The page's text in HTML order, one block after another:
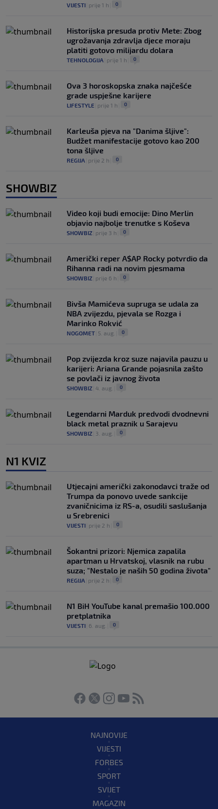
VIJESTI prije 1 h 0
Historijska presuda protiv Mete: Zbog
ugrožavanja zdravlja djece moraju
platiti gotovo milijardu dolara
TEHNOLOGIJA prije 1 h 0
Ova 3 horoskopska znaka najčešće
grade uspješne karijere
LIFESTYLE prije 1 h 0
Karleuša pjeva na "Danima šljive":
Budžet manifestacije gotovo kao 200
tona šljive
REGIJA prije 2 h 0
SHOWBIZ
Video koji budi emocije: Dino Merlin
objavio najbolje trenutke s Koševa
SHOWBIZ prije 3 h 0
Američki reper A$AP Rocky potvrdio da
Rihanna radi na novim pjesmama
SHOWBIZ prije 6 h 0
Bivša Mamićeva supruga se udala za
NBA zvijezdu, pjevala se Rozga i
Marinko Rokvić
NOGOMET 5. aug. 0
Pop zvijezda kroz suze najavila pauzu u
karijeri: Ariana Grande pojasnila zašto
se povlači iz javnog života
SHOWBIZ 4. aug. 0
Legendarni Marduk predvodi dvodnevni
black metal praznik u Sarajevu
SHOWBIZ 3. aug. 0
N1 KVIZ
Utjecajni američki zakonodavci traže od
Trumpa da ponovo uvede sankcije
zvaničnicima iz RS-a, osudili saslušanja
u Srebrenici
VIJESTI prije 2 h 0
Šokantni prizori: Njemica zapalila
apartman u Hrvatskoj, vlasnik na rubu
suza; "Nestalo je naših 50 godina života"
REGIJA prije 2 h 0
N1 BiH YouTube kanal premašio 100.000
pretplatnika
VIJESTI 6. aug. 0
NAJNOVIJE
VIJESTI
FORBES
SPORT
SVIJET
MAGAZIN